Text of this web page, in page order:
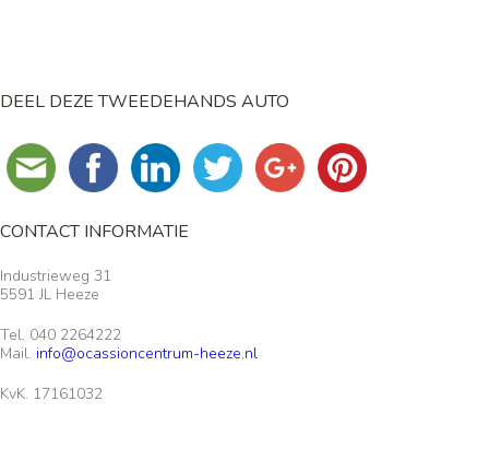
DEEL DEZE TWEEDEHANDS AUTO
CONTACT INFORMATIE
Industrieweg 31
5591 JL Heeze
Tel. 040 2264222
Mail. info@ocassioncentrum-heeze.nl
KvK. 17161032